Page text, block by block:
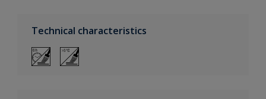
Technical characteristics